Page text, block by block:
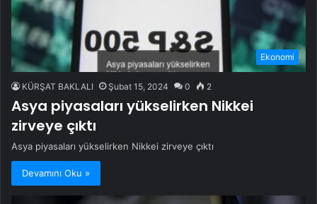
Ekonomi
KÜRŞAT BAKLALI Şubat 15, 2024 0 2
Asya piyasaları yükselirken Nikkei
zirveye çıktı
Asya piyasaları yükselirken Nikkei zirveye çıktı
Devamını Oku »